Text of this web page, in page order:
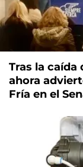
Tras la caída
ahora
Fría en el